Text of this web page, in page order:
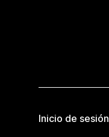
Inicio de